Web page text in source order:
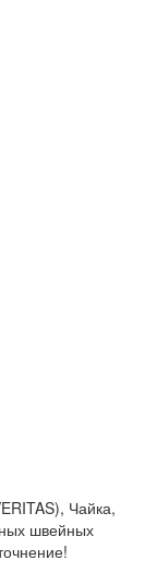
Чайка,
швейных